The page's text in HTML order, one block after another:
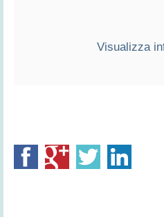
Visualizza